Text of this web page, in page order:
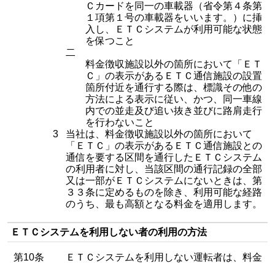
Ｃカードを同一の車載器（省令第４条第
１項第１号の車載器をいいます。）に挿
入し、ＥＴＣシステムが利用可能な状態
を保つこと
二
料金徴収施設以外の箇所において「ＥＴ
Ｃ」の表示があるＥＴＣ通信施設の設置
箇所付近を通行する際は、標識その他の
方法による表示に従い、かつ、同一車線
内での並走及び追い抜き並びに路肩走行
を行わないこと
3 当社は、料金徴収施設以外の箇所において
「ＥＴＣ」の表示があるＥＴＣ通信施設との
通信を要する区間を通行したＥＴＣシステム
の利用者に対し、当該区間の通行記録の全部
又は一部がＥＴＣシステムにないときは、第
３３条に定めるものを除き、利用可能な経路
のうち、最も高額となる料金を適用します。
ＥＴＣシステムを利用しない者の利用の方法
第10条
ＥＴＣシステムを利用しない運転者は、料金